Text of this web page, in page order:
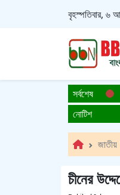
বৃহস্পতিবার, ৬
সর্বশেষ
নোটিশ
জাতীয়
চীনের